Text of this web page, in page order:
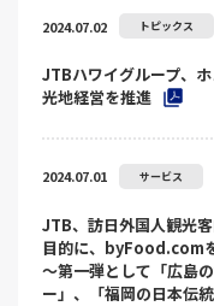
2024.07.02 トピックス
JTBハワイグループ、
光地経営を推進
2024.07.01 サービス
JTB、訪日外国人観光
目的に、byFood.com
～第一弾として「広島
ー」、「福岡の日本伝